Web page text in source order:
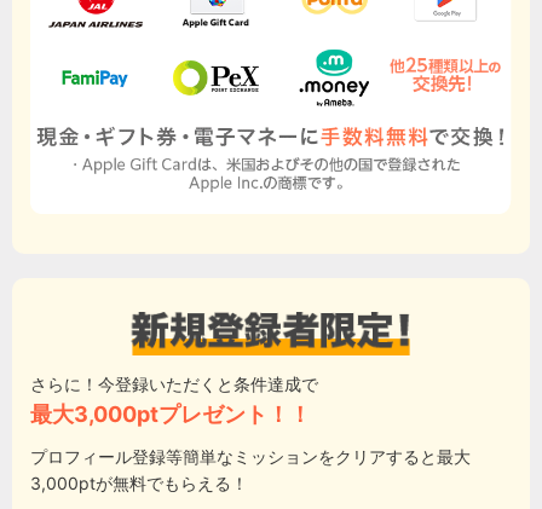
さらに！今登録いただくと条件達成で
最大3,000ptプレゼント！！
プロフィール登録等簡単なミッションをクリアすると最大
3,000ptが無料でもらえる！